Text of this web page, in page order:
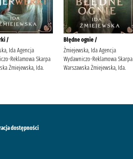
/
Ida Agencja
Reklamowa Skarpa
Żmiejewska, Ida.
Błędne ognie /
Żmiejewska, Ida Agencja
Wydawniczo-Reklamowa Skarpa
Warszawska Żmiejewska, Ida.
dostępności